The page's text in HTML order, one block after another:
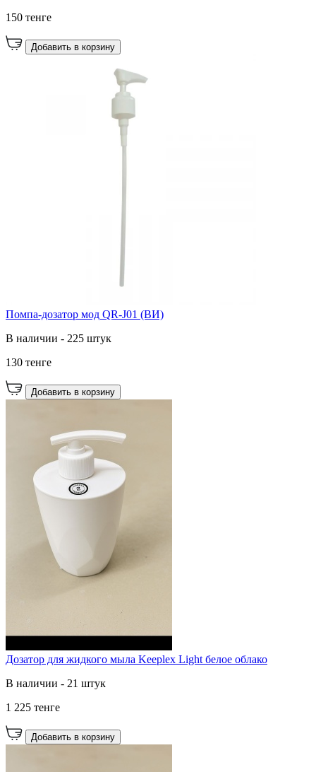
150 тенге
Добавить в корзину
Помпа-дозатор мод QR-J01 (ВИ)
В наличии - 225 штук
130 тенге
Добавить в корзину
Дозатор для жидкого мыла Keeplex Light белое облако
В наличии - 21 штук
1 225 тенге
Добавить в корзину